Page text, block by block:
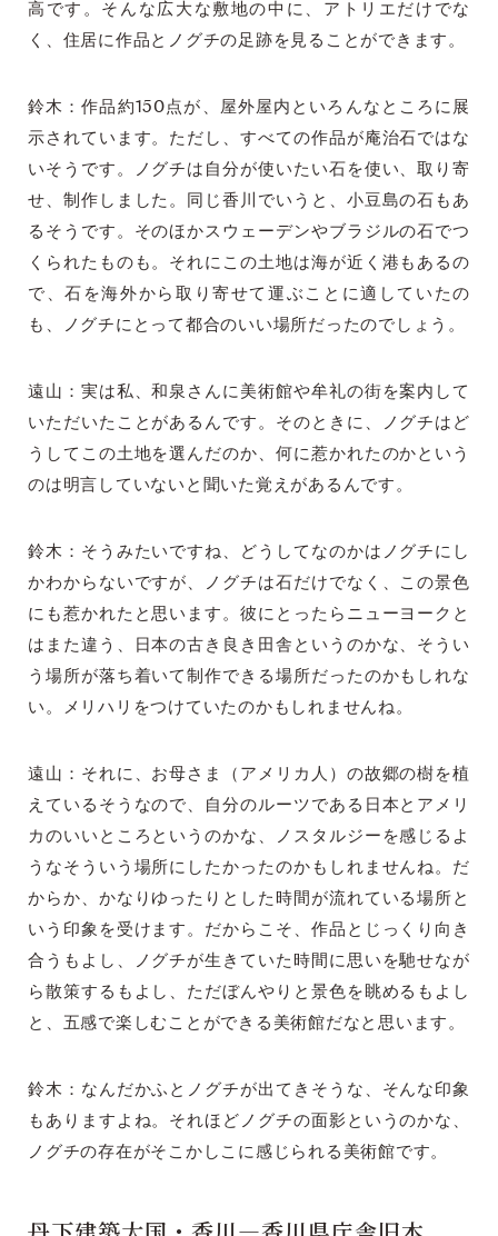
高です。そんな広大な敷地の中に、アトリエだけでな
く、住居に作品とノグチの足跡を見ることができます。
鈴木：作品約150点が、屋外屋内といろんなところに展
示されています。ただし、すべての作品が庵治石ではな
いそうです。ノグチは自分が使いたい石を使い、取り寄
せ、制作しました。同じ香川でいうと、小豆島の石もあ
るそうです。そのほかスウェーデンやブラジルの石でつ
くられたものも。それにこの土地は海が近く港もあるの
で、石を海外から取り寄せて運ぶことに適していたの
も、ノグチにとって都合のいい場所だったのでしょう。
遠山：実は私、和泉さんに美術館や牟礼の街を案内して
いただいたことがあるんです。そのときに、ノグチはど
うしてこの土地を選んだのか、何に惹かれたのかという
のは明言していないと聞いた覚えがあるんです。
鈴木：そうみたいですね、どうしてなのかはノグチにし
かわからないですが、ノグチは石だけでなく、この景色
にも惹かれたと思います。彼にとったらニューヨークと
はまた違う、日本の古き良き田舎というのかな、そうい
う場所が落ち着いて制作できる場所だったのかもしれな
い。メリハリをつけていたのかもしれませんね。
遠山：それに、お母さま（アメリカ人）の故郷の樹を植
えているそうなので、自分のルーツである日本とアメリ
カのいいところというのかな、ノスタルジーを感じるよ
うなそういう場所にしたかったのかもしれませんね。だ
からか、かなりゆったりとした時間が流れている場所と
いう印象を受けます。だからこそ、作品とじっくり向き
合うもよし、ノグチが生きていた時間に思いを馳せなが
ら散策するもよし、ただぼんやりと景色を眺めるもよし
と、五感で楽しむことができる美術館だなと思います。
鈴木：なんだかふとノグチが出てきそうな、そんな印象
もありますよね。それほどノグチの面影というのかな、
ノグチの存在がそこかしこに感じられる美術館です。